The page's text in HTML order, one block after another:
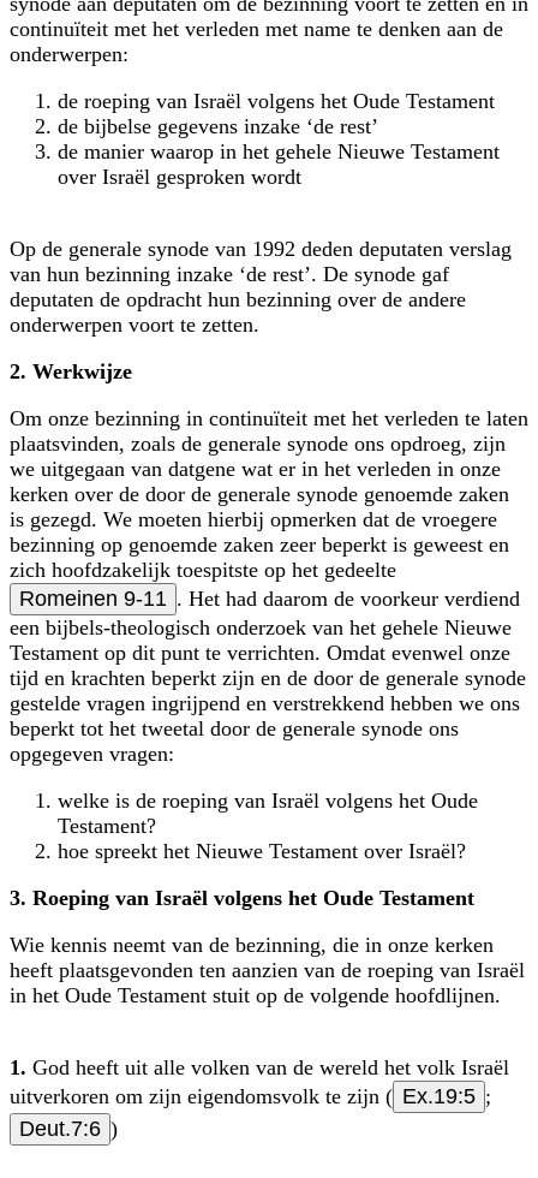
continuïteit met het verleden met name te denken aan de
onderwerpen:
de roeping van Israël volgens het Oude Testament
de bijbelse gegevens inzake ‘de rest’
de manier waarop in het gehele Nieuwe Testament
over Israël gesproken wordt
Op de generale synode van 1992 deden deputaten verslag
van hun bezinning inzake ‘de rest’. De synode gaf
deputaten de opdracht hun bezinning over de andere
onderwerpen voort te zetten.
2. Werkwijze
Om onze bezinning in continuïteit met het verleden te laten
plaatsvinden, zoals de generale synode ons opdroeg, zijn
we uitgegaan van datgene wat er in het verleden in onze
kerken over de door de generale synode genoemde zaken
is gezegd. We moeten hierbij opmerken dat de vroegere
bezinning op genoemde zaken zeer beperkt is geweest en
zich hoofdzakelijk toespitste op het gedeelte
Romeinen 9-11 . Het had daarom de voorkeur verdiend
een bijbels-theologisch onderzoek van het gehele Nieuwe
Testament op dit punt te verrichten. Omdat evenwel onze
tijd en krachten beperkt zijn en de door de generale synode
gestelde vragen ingrijpend en verstrekkend hebben we ons
beperkt tot het tweetal door de generale synode ons
opgegeven vragen:
welke is de roeping van Israël volgens het Oude
Testament?
hoe spreekt het Nieuwe Testament over Israël?
3. Roeping van Israël volgens het Oude Testament
Wie kennis neemt van de bezinning, die in onze kerken
heeft plaatsgevonden ten aanzien van de roeping van Israël
in het Oude Testament stuit op de volgende hoofdlijnen.
1. God heeft uit alle volken van de wereld het volk Israël
uitverkoren om zijn eigendomsvolk te zijn ( Ex.19:5 ;
Deut.7:6 )